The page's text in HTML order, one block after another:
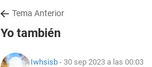
Tema Anterior
Yo también
Iwhsisb - 30 sep 2023 a las 00:03